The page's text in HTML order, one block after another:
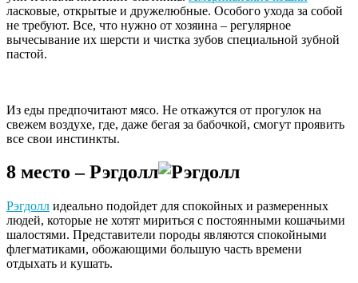
ласковые, открытые и дружелюбные. Особого ухода за собой
не требуют. Все, что нужно от хозяина – регулярное
вычесывание их шерсти и чистка зубов специальной зубной
пастой.
Из еды предпочитают мясо. Не откажутся от прогулок на
свежем воздухе, где, даже бегая за бабочкой, смогут проявить
все свои инстинкты.
8 место – Рэгдолл
Рэгдолл идеально подойдет для спокойных и размеренных
людей, которые не хотят мириться с постоянными кошачьими
шалостями. Представители породы являются спокойными
флегматиками, обожающими большую часть времени
отдыхать и кушать.